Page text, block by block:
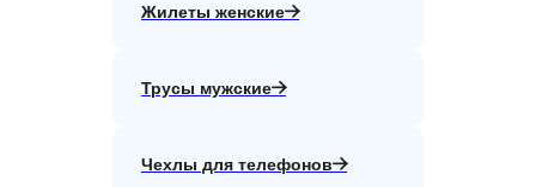
Жилеты женские
Трусы мужские
Чехлы для телефонов